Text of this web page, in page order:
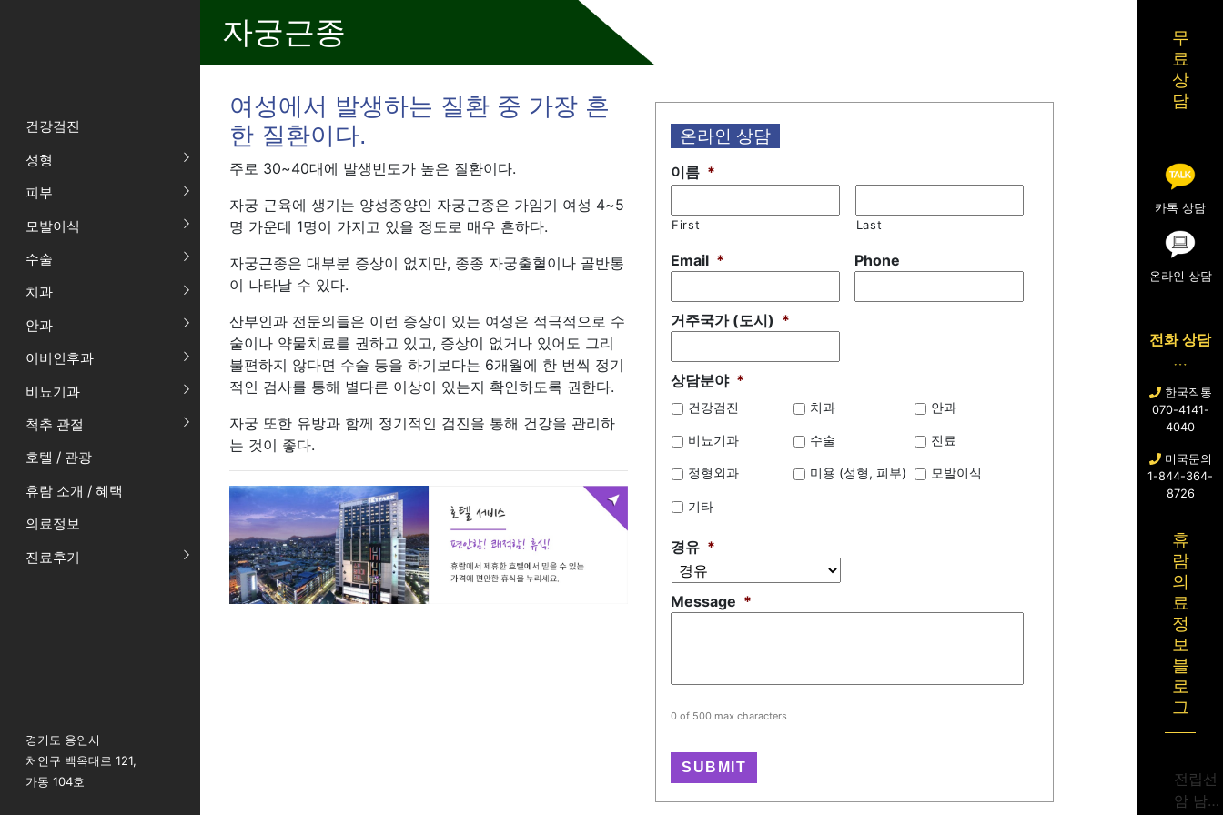
건강검진
성형
피부
모발이식
수술
치과
안과
이비인후과
비뇨기과
척추 관절
호텔 / 관광
휴람 소개 / 혜택
의료정보
진료후기
경기도 용인시
처인구 백옥대로 121,
가동 104호
자궁근종
여성에서 발생하는 질환 중 가장 흔
한 질환이다.
주로 30~40대에 발생빈도가 높은 질환이다.
자궁 근육에 생기는 양성종양인 자궁근종은 가임기 여성 4~5
명 가운데 1명이 가지고 있을 정도로 매우 흔하다.
자궁근종은 대부분 증상이 없지만, 종종 자궁출혈이나 골반통
이 나타날 수 있다.
산부인과 전문의들은 이런 증상이 있는 여성은 적극적으로 수
술이나 약물치료를 권하고 있고, 증상이 없거나 있어도 그리
불편하지 않다면 수술 등을 하기보다는 6개월에 한 번씩 정기
적인 검사를 통해 별다른 이상이 있는지 확인하도록 권한다.
자궁 또한 유방과 함께 정기적인 검진을 통해 건강을 관리하
는 것이 좋다.
온라인 상담
이름 *
First Last
Email * Phone
거주국가 (도시) *
상담분야 *
건강검진 치과 안과
비뇨기과 수술 진료
정형외과 미용 (성형, 피부) 모발이식
기타
경유 *
Message *
0 of 500 max characters
무
료
상
담
카톡 상담
온라인 상담
전화 상담
한국직통
070-4141-
4040
미국문의
1-844-364-
8726
휴
람
의
료
정
보
블
로
그
전립선
암 남성